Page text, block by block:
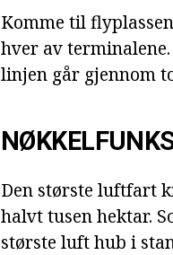
Komme til
hver av
linjen går gjennom
Den største luftfart
halvt tusen hektar.
største luft hub i